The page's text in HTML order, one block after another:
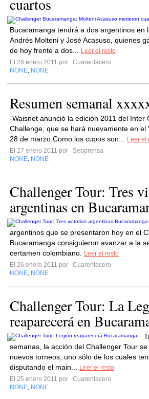
cuartos
Bucaramanga tendrá a dos argentinos en
Andrés Molteni y José Acasuso, quienes
de hoy frente a dos...
Leer el resto
El 28 enero 2011 por
Cuarentacero
NONE NONE
Resumen semanal
-Waisnet anunció la edición 2011 del Inter
Challenge, que se hará nuevamente en el
28 de marzo.Como los cupos son...
Leer el
El 27 enero 2011 por
Seoprensa
NONE NONE
Challenger Tour: Tres
argentinas en
argentinos que se presentaron hoy en el
Bucaramanga consiguieron avanzar a la
certamen colombiano.
Leer el resto
El 26 enero 2011 por
Cuarentacero
NONE NONE
Challenger Tour: La
reaparecerá en
semanas, la acción del Challenger Tour
nuevos torneos, uno sólo de los cuales
disputando el main...
Leer el resto
El 25 enero 2011 por
Cuarentacero
NONE NONE